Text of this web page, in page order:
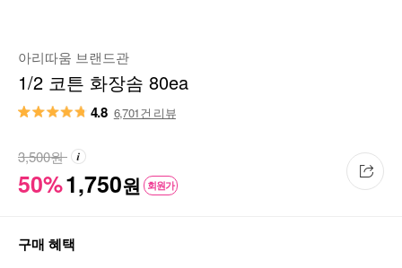
아리따움 브랜드관
1/2 코튼 화장솜 80ea
4.8 6,701건 리뷰
50%1,750원 회원가
3,500원
구매 혜택